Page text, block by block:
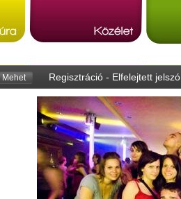
Mehet Regisztráció - Elfelejtett jelszó